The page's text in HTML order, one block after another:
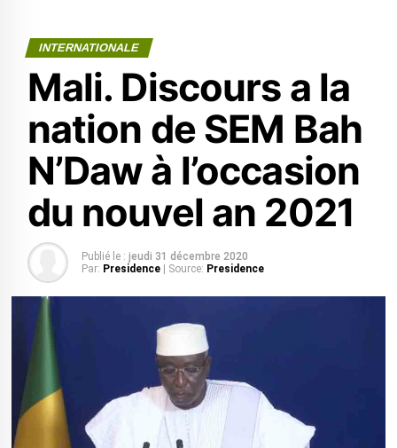
INTERNATIONALE
Mali. Discours a la
nation de SEM Bah
N’Daw à l’occasion
du nouvel an 2021
Publié le : jeudi 31 décembre 2020
Par: Presidence | Source: Presidence